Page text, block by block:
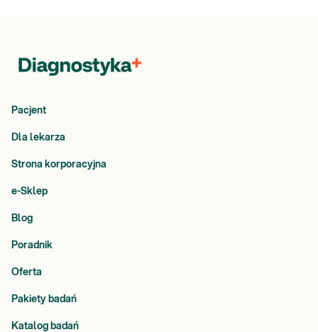
Pacjent
Dla lekarza
Strona korporacyjna
e-Sklep
Blog
Poradnik
Oferta
Pakiety badań
Katalog badań